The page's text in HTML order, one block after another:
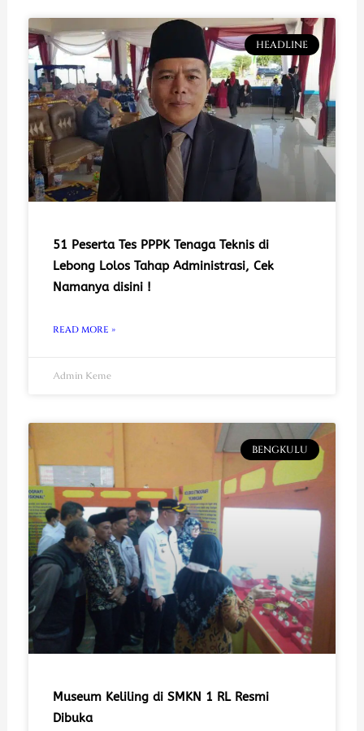
HEADLINE
51 Peserta Tes PPPK Tenaga Teknis di
Lebong Lolos Tahap Administrasi, Cek
Namanya disini !
READ MORE »
Admin Keme
BENGKULU
Museum Keliling di SMKN 1 RL Resmi
Dibuka